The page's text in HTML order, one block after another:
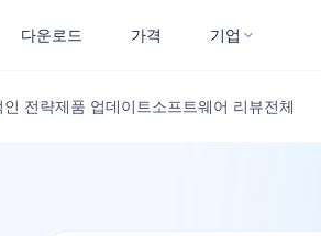
다운로드 가격 기업
인 전략제품 업데이트소프트웨어 리뷰전체